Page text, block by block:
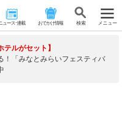
ュース･連載 おでかけ情報 検 索 メニュー
テルがセット】
！「みなとみらいフェスティバ